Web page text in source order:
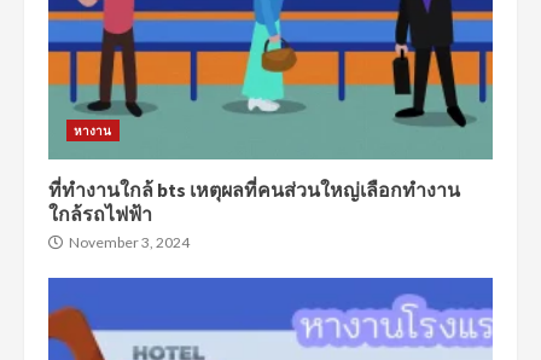
หางาน
ที่ทำงานใกล้ bts เหตุผลที่คนส่วนใหญ่เลือกทำงาน
ใกล้รถไฟฟ้า
November 3, 2024